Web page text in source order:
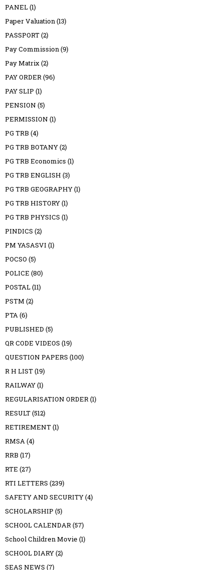
PANEL(1)
Paper Valuation(13)
PASSPORT(2)
Pay Commission(9)
Pay Matrix(2)
PAY ORDER(96)
PAY SLIP (1)
PENSION (5)
PERMISSION (1)
PG TRB (4)
PG TRB BOTANY(2)
PG TRB Economics (1)
PG TRB ENGLISH (3)
PG TRB GEOGRAPHY(1)
PG TRB HISTORY(1)
PG TRB PHYSICS (1)
PINDICS (2)
PM YASASVI (1)
POCSO (5)
POLICE (80)
POSTAL(11)
PSTM (2)
PTA(6)
PUBLISHED (5)
QR CODE VIDEOS (19)
QUESTION PAPERS (100)
R H LIST(19)
RAILWAY(1)
REGULARISATION ORDER(1)
RESULT(512)
RETIREMENT(1)
RMSA(4)
RRB (17)
RTE (27)
RTI LETTERS (239)
SAFETY AND SECURITY(4)
SCHOLARSHIP (5)
SCHOOL CALENDAR(57)
School Children Movie (1)
SCHOOL DIARY(2)
SEAS NEWS (7)